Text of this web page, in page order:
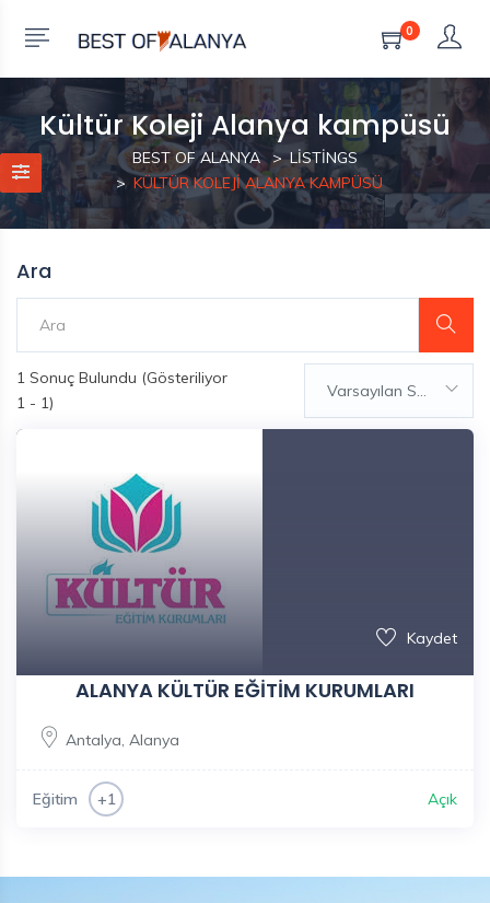
0
Kültür Koleji Alanya kampüsü
BEST OF ALANYA
LISTINGS
KÜLTÜR KOLEJI ALANYA KAMPÜSÜ
Ara
1 Sonuç Bulundu (Gösteriliyor
1 - 1)
Varsayılan Sıralama
Kaydet
ALANYA KÜLTÜR EĞİTİM KURUMLARI
Antalya, Alanya
Eğitim +1 Açık